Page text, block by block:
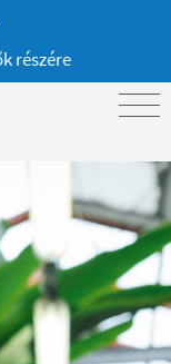
részére